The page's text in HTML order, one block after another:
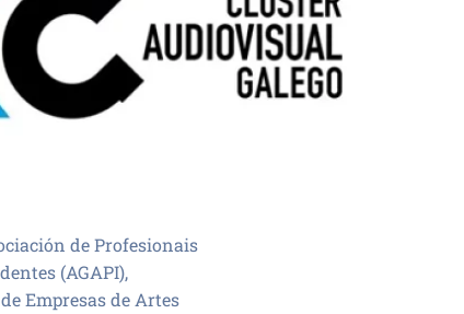
de Profesionais
(AGAPI),
Empresas de Artes